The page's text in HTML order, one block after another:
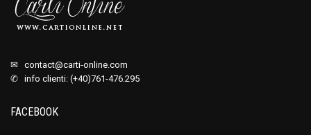
✉ contact@carti-online.com
✆ info clienti: (+40)761-476.295
FACEBOOK